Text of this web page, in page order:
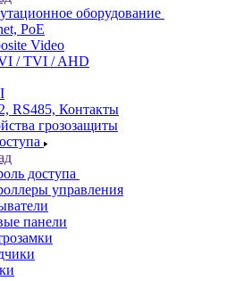
оборудование
PoE
Video
/ TVI / AHD
RS485, Контакты
грозозащиты
доступа
управления
панели